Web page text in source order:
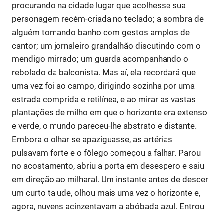
procurando na cidade lugar que acolhesse sua
personagem recém-criada no teclado; a sombra de
alguém tomando banho com gestos amplos de
cantor; um jornaleiro grandalhão discutindo com o
mendigo mirrado; um guarda acompanhando o
rebolado da balconista. Mas aí, ela recordará que
uma vez foi ao campo, dirigindo sozinha por uma
estrada comprida e retilínea, e ao mirar as vastas
plantações de milho em que o horizonte era extenso
e verde, o mundo pareceu-lhe abstrato e distante.
Embora o olhar se apaziguasse, as artérias
pulsavam forte e o fôlego começou a falhar. Parou
no acostamento, abriu a porta em desespero e saiu
em direção ao milharal. Um instante antes de descer
um curto talude, olhou mais uma vez o horizonte e,
agora, nuvens acinzentavam a abóbada azul. Entrou